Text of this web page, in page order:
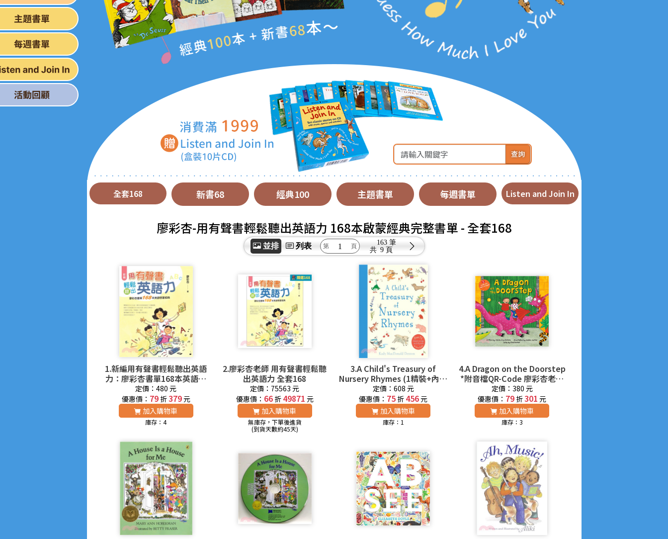
查詢
全套168 新書68 經典100 主題書單 每週書單 Listen and Join In
廖彩杏-用有聲書輕鬆聽出英語力 168本啟蒙經典完整書單 - 全套168
並排 列表 共
163 筆
9 頁
1.新編用有聲書輕鬆聽出英語
力：廖彩杏書單168本英語啟
蒙經典
定價：480 元
優惠價： 79折379元
加入購物車
庫存：4
2.廖彩杏老師 用有聲書輕鬆聽
出英語力 全套168
定價：75563 元
優惠價： 66折 49871 元
加入購物車
無庫存，下單後進貨
(到貨天數約45天)
3.A Child's Treasury of
Nursery Rhymes (1精裝+內附
音檔網址) 廖彩杏老師推薦有
聲書第2年第20週
定價：608 元
優惠價： 75 折 456元
加入購物車
庫存：1
4.A Dragon on the Doorstep
*附音檔QR-Code 廖彩杏老師
推薦有聲書第33週
定價：380 元
優惠價： 79 折301 元
加入購物車
庫存：3